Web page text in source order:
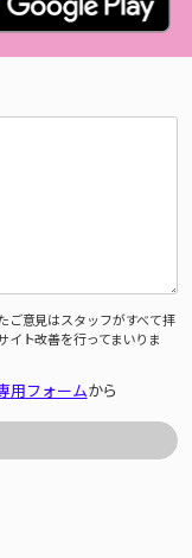
ご意見はスタッフがすべて拝
イト改善を行ってまいりま
用フォームから